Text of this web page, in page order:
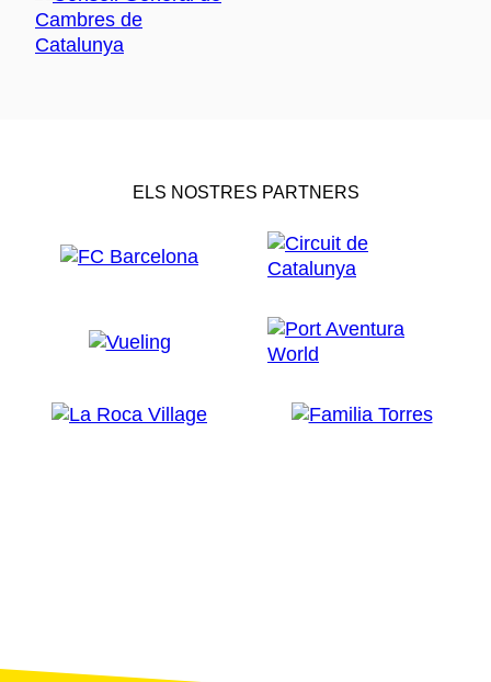
ELS NOSTRES PARTNERS